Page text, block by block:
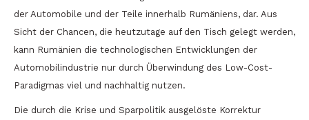
der Automobile und der Teile innerhalb Rumäniens, dar. Aus
Sicht der Chancen, die heutzutage auf den Tisch gelegt werden,
kann Rumänien die technologischen Entwicklungen der
Automobilindustrie nur durch Überwindung des Low-Cost-
Paradigmas viel und nachhaltig nutzen.
Die durch die Krise und Sparpolitik ausgelöste Korrektur